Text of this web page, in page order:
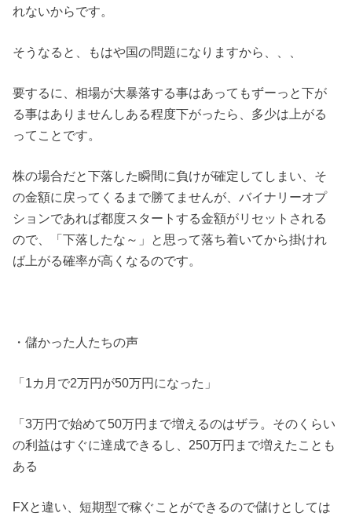
れないからです。
そうなると、もはや国の問題になりますから、、、
要するに、相場が大暴落する事はあってもずーっと下が
る事はありませんしある程度下がったら、多少は上がる
ってことです。
株の場合だと下落した瞬間に負けが確定してしまい、そ
の金額に戻ってくるまで勝てませんが、バイナリーオプ
ションであれば都度スタートする金額がリセットされる
ので、「下落したな～」と思って落ち着いてから掛けれ
ば上がる確率が高くなるのです。
・儲かった人たちの声
「1カ月で2万円が50万円になった」
「3万円で始めて50万円まで増えるのはザラ。そのくらい
の利益はすぐに達成できるし、250万円まで増えたことも
ある
FXと違い、短期型で稼ぐことができるので儲けとしては